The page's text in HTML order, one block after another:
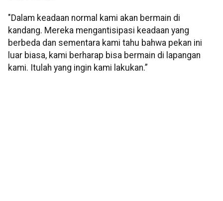
"Dalam keadaan normal kami akan bermain di
kandang. Mereka mengantisipasi keadaan yang
berbeda dan sementara kami tahu bahwa pekan ini
luar biasa, kami berharap bisa bermain di lapangan
kami. Itulah yang ingin kami lakukan.”